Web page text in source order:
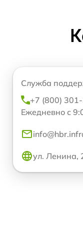
Служба
+7 (800)
Ежедневно с
ул. Ленина,